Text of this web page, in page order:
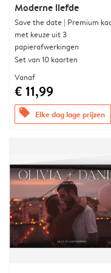
Moderne liefde
Save the date | Premium
met keuze uit 3
papierafwerkingen
Set van 10 kaarten
Vanaf
€ 11,99
offers Elke dag lage prijzen